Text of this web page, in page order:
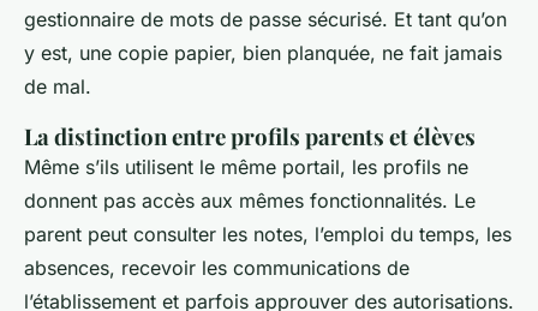
gestionnaire de mots de passe sécurisé. Et tant qu’on
y est, une copie papier, bien planquée, ne fait jamais
de mal.
La distinction entre profils parents et élèves
Même s’ils utilisent le même portail, les profils ne
donnent pas accès aux mêmes fonctionnalités. Le
parent peut consulter les notes, l’emploi du temps, les
absences, recevoir les communications de
l’établissement et parfois approuver des autorisations.